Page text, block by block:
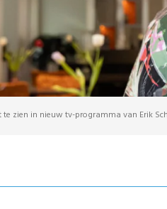
te zien in nieuw tv-programma van Erik